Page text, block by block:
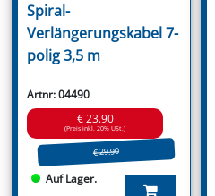
Spiral-
Verlängerungskabel 7-
polig 3,5 m
Artnr: 04490
€ 23.90
(Preis inkl. 20% USt.)
€ 29.90
Auf Lager.